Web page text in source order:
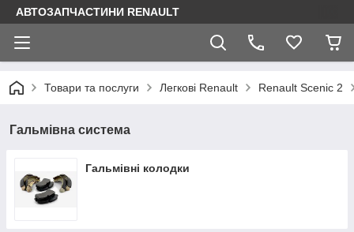
АВТОЗАПЧАСТИНИ RENAULT
Товари та послуги Легкові Renault Renault Scenic 2
Гальмівна система
Гальмівні колодки